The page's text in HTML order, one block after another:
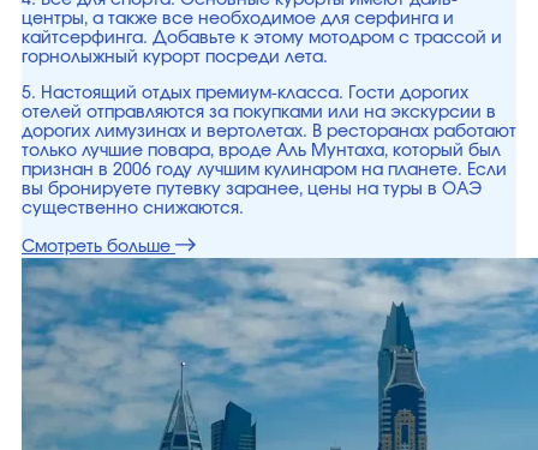
центры, а также все необходимое для серфинга и
кайтсерфинга. Добавьте к этому мотодром с трассой и
горнолыжный курорт посреди лета.
5. Настоящий отдых премиум-класса. Гости дорогих
отелей отправляются за покупками или на экскурсии в
дорогих лимузинах и вертолетах. В ресторанах работают
только лучшие повара, вроде Аль Мунтаха, который был
признан в 2006 году лучшим кулинаром на планете. Если
вы бронируете путевку заранее, цены на туры в ОАЭ
существенно снижаются.
Смотреть больше